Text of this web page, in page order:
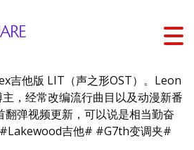
吉他版 LIT（声之形OST）。Leon
，经常改编流行曲目以及动漫新番
弹视频更新，可以说是相当勤奋
吉他# #G7th变调夹#